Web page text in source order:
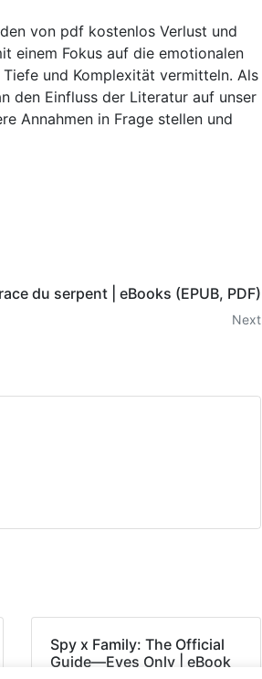
von pdf kostenlos Verlust und
einem Fokus auf die emotionalen
und Komplexität vermitteln. Als
den Einfluss der Literatur auf unser
Annahmen in Frage stellen und
du serpent | eBooks (EPUB, PDF)
Next
Spy x Family: The Official
Guide―Eyes Only | eBook